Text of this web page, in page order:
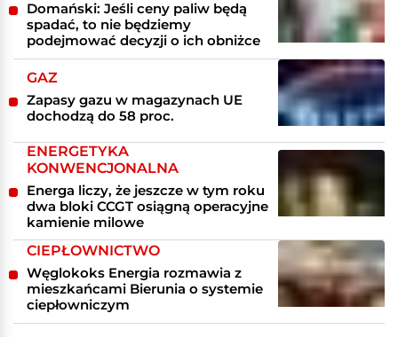
Domański: Jeśli ceny paliw będą
spadać, to nie będziemy
podejmować decyzji o ich obniżce
GAZ
Zapasy gazu w magazynach UE
dochodzą do 58 proc.
ENERGETYKA
KONWENCJONALNA
Energa liczy, że jeszcze w tym roku
dwa bloki CCGT osiągną operacyjne
kamienie milowe
CIEPŁOWNICTWO
Węglokoks Energia rozmawia z
mieszkańcami Bierunia o systemie
ciepłowniczym